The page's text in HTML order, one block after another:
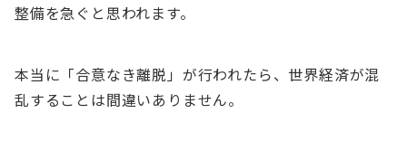
整備を急ぐと思われます。
本当に「合意なき離脱」が行われたら、世界経済が混
乱することは間違いありません。